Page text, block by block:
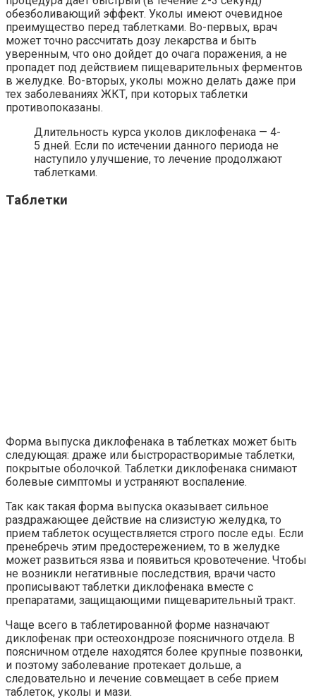
обезболивающий эффект. Уколы имеют очевидное
преимущество перед таблетками. Во-первых, врач
может точно рассчитать дозу лекарства и быть
уверенным, что оно дойдет до очага поражения, а не
пропадет под действием пищеварительных ферментов
в желудке. Во-вторых, уколы можно делать даже при
тех заболеваниях ЖКТ, при которых таблетки
противопоказаны.
Длительность курса уколов диклофенака — 4-
5 дней. Если по истечении данного периода не
наступило улучшение, то лечение продолжают
таблетками.
Таблетки
Форма выпуска диклофенака в таблетках может быть
следующая: драже или быстрорастворимые таблетки,
покрытые оболочкой. Таблетки диклофенака снимают
болевые симптомы и устраняют воспаление.
Так как такая форма выпуска оказывает сильное
раздражающее действие на слизистую желудка, то
прием таблеток осуществляется строго после еды. Если
пренебречь этим предостережением, то в желудке
может развиться язва и появиться кровотечение. Чтобы
не возникли негативные последствия, врачи часто
прописывают таблетки диклофенака вместе с
препаратами, защищающими пищеварительный тракт.
Чаще всего в таблетированной форме назначают
диклофенак при остеохондрозе поясничного отдела. В
поясничном отделе находятся более крупные позвонки,
и поэтому заболевание протекает дольше, а
следовательно и лечение совмещает в себе прием
таблеток, уколы и мази.